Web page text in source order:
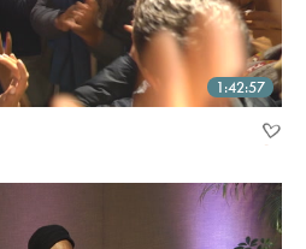
1:42:57